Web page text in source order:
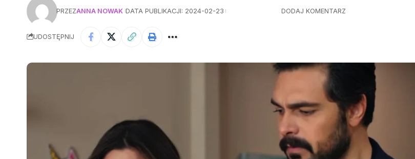
PRZEZANNA NOWAK DATA PUBLIKACJI: 2024-02-23 DODAJ KOMENTARZ
UDOSTĘPNIJ